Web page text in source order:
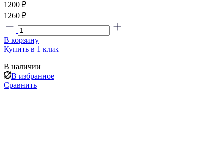
1200 ₽
1260 ₽
В корзину
Купить в 1 клик
В наличии
В избранное
Сравнить